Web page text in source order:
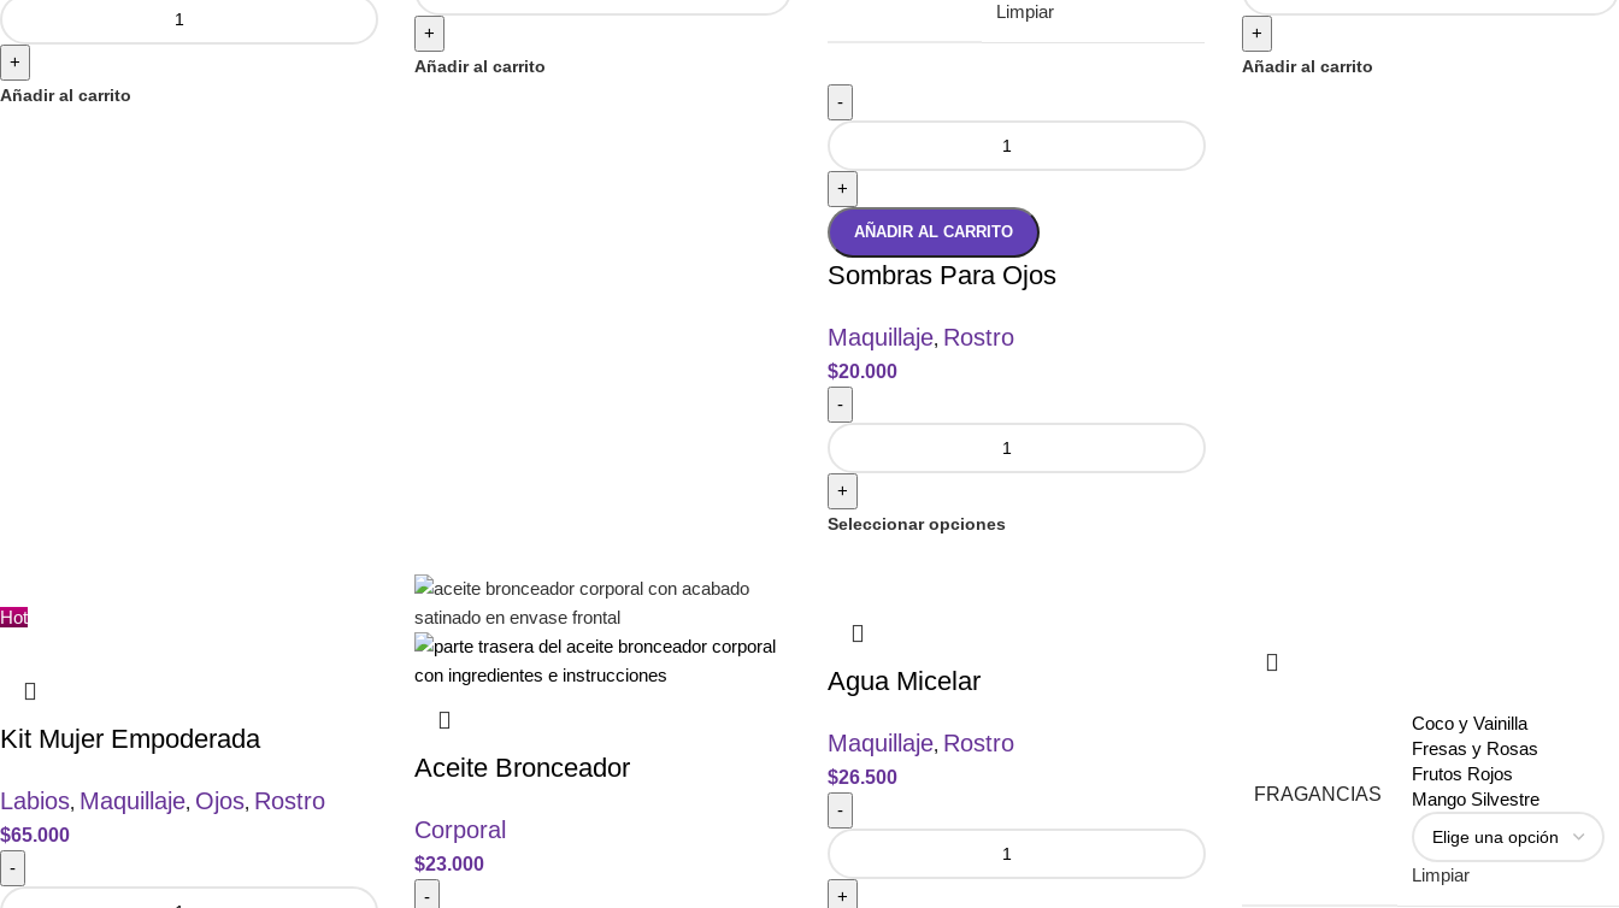
+
Añadir al carrito
+
Añadir al carrito
Limpiar
-
+
AÑADIR AL CARRITO
Sombras Para Ojos
Maquillaje, Rostro
$20.000
-
+
Seleccionar opciones
+
Añadir al carrito
Hot
Kit Mujer Empoderada
Labios, Maquillaje, Ojos, Rostro
$65.000
-
Aceite Bronceador
Corporal
$23.000
-
Agua Micelar
Maquillaje, Rostro
$26.500
-
+
FRAGANCIAS
Coco y Vainilla
Fresas y Rosas
Frutos Rojos
Mango Silvestre
Limpiar